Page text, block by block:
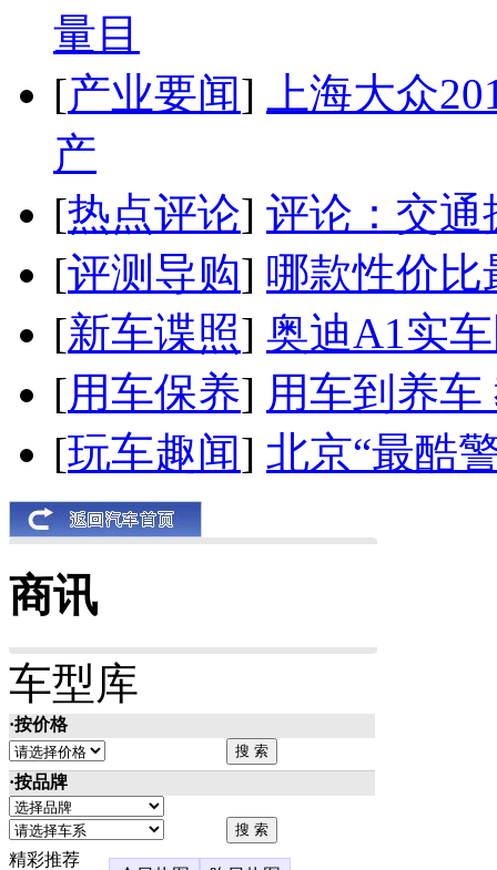
量目
[产业要闻]
上海大众
产
[热点评论] 评论：交通
[评测导购] 哪款性价比
[新车谍照] 奥迪A1实
[用车保养] 用车到养
[玩车趣闻] 北京“最酷
商讯
车型库
·按价格
·按品牌
精彩推荐